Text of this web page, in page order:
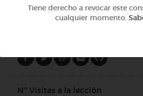
Nº Visitas a la lección
Tiene derecho a revocar este
cualquier momento.